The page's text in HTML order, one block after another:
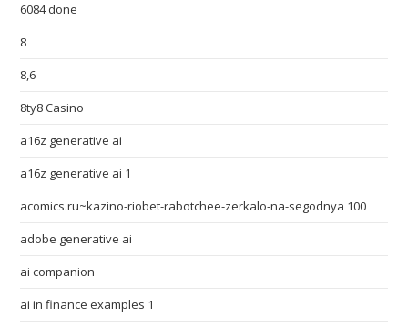
6084 done
8
8,6
8ty8 Casino
a16z generative ai
a16z generative ai 1
acomics.ru~kazino-riobet-rabotchee-zerkalo-na-segodnya 100
adobe generative ai
ai companion
ai in finance examples 1